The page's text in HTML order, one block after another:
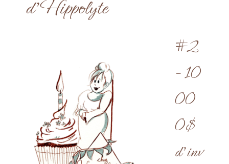
d’Hippolyte
#2
– 10
00
0$
d’inv